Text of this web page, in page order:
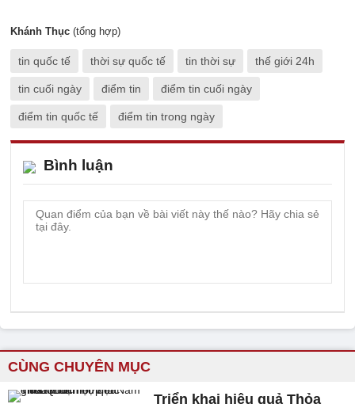
Khánh Thục (tổng hợp)
tin quốc tế thời sự quốc tế tin thời sự thế giới 24h
tin cuối ngày điểm tin điểm tin cuối ngày
điểm tin quốc tế điểm tin trong ngày
Bình luận
CÙNG CHUYÊN MỤC
Triển khai hiệu quả Thỏa